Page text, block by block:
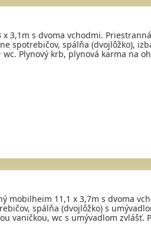
3,1m s dvoma vchodmi.
spotrebičov, spálňa (dvojlôžko),
Plynový krb, plynová karma na
mobilheim 11,1 x 3,7m s dvoma
spálňa (dvojlôžko) s
vaničkou, wc s umývadlom zvlášť.